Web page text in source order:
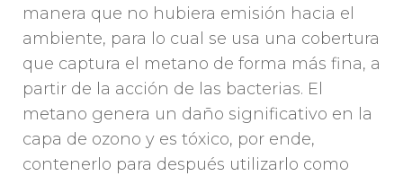
manera que no hubiera emisión hacia el
ambiente, para lo cual se usa una cobertura
que captura el metano de forma más fina, a
partir de la acción de las bacterias. El
metano genera un daño significativo en la
capa de ozono y es tóxico, por ende,
contenerlo para después utilizarlo como